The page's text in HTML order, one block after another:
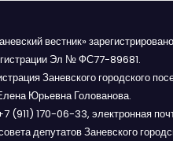
вестник»
Эл № ФС77-89681.
Заневского городского
Юрьевна Голованова.
(911) 170-06-33, электронная
депутатов Заневского